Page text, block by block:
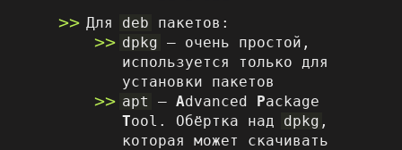
Для deb пакетов:
dpkg – очень простой,
используется только для
установки пакетов
apt
– Advanced Package
Tool. Обёртка над dpkg ,
которая может скачивать